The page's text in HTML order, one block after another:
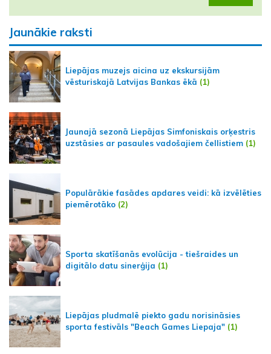
Jaunākie raksti
Liepājas muzejs aicina uz ekskursijām
vēsturiskajā Latvijas Bankas ēkā (1)
Jaunajā sezonā Liepājas Simfoniskais orķestris
uzstāsies ar pasaules vadošajiem čellistiem (1)
Populārākie fasādes apdares veidi: kā izvēlēties
piemērotāko (2)
Sporta skatīšanās evolūcija - tiešraides un
digitālo datu sinerģija (1)
Liepājas pludmalē piekto gadu norisināsies
sporta festivāls "Beach Games Liepaja" (1)